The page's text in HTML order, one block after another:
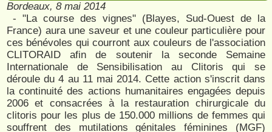
Bordeaux, 8 mai 2014
​ - ​"La course des vignes" (Blayes, Sud-Ouest de la
France) aura une saveur et une couleur particulière pour
ces bénévoles qui courront aux couleurs de l'association
CLITORAID afin de soutenir la seconde Semaine
Internationale de Sensibilisation au Clitoris qui se
déroule du 4 au 11 mai 2014. Cette action s'inscrit dans
la continuité des actions humanitaires engagées depuis
2006 et consacrées à la res​tau​​ration chirurgicale du
clitoris pour les plus de 150.000 millions de femmes qui
souffrent des mutilations génitales féminines (MGF)